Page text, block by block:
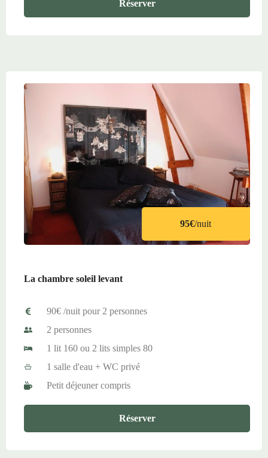
Réserver
95€/nuit
La chambre soleil levant
90€ /nuit pour 2 personnes
2 personnes
1 lit 160 ou 2 lits simples 80
1 salle d'eau + WC privé
Petit déjeuner compris
Réserver